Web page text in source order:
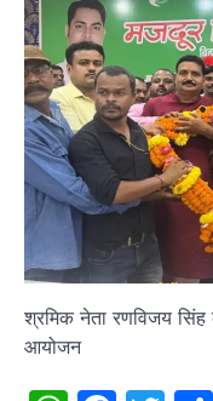
श्रमिक नेता रणविजय सिंह
आयोजन